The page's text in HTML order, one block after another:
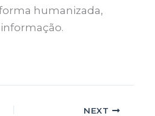
humanizada,
NEXT